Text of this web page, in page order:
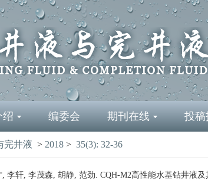
绍 编委会 期刊在线 投稿
完井液 > 2018 > 35(3): 32-36
李轩, 李茂森, 胡静, 范劲. CQH-M2高性能水基钻井液